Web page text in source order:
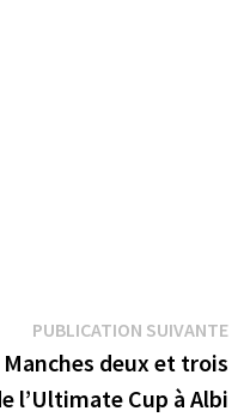
:
PUBLICATION SUIVANTE
Manches deux et trois
l’Ultimate Cup à Albi